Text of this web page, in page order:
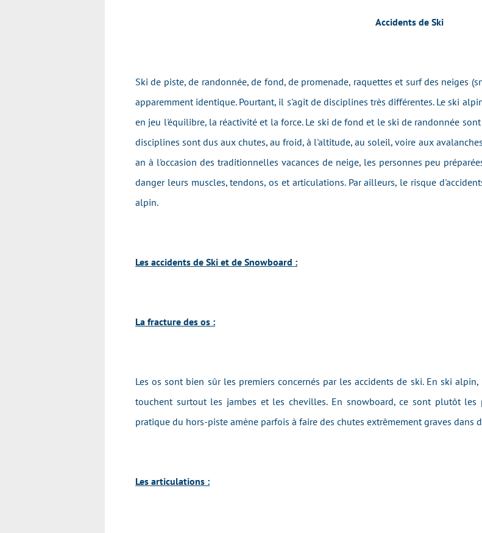
Accidents de Ski
Ski de piste, de randonnée, de fond, de promenade, raquettes et surf des neiges
apparemment identique. Pourtant, il s'agit de disciplines très différentes. Le ski
en jeu l'équilibre, la réactivité et la force. Le ski de fond et le ski de randonnée
disciplines sont dus aux chutes, au froid, à l'altitude, au soleil, voire aux
an à l'occasion des traditionnelles vacances de neige, les personnes peu
danger leurs muscles, tendons, os et articulations. Par ailleurs, le risque
alpin.
Les accidents de Ski et de Snowboard :
La fracture des os :
Les os sont bien sûr les premiers concernés par les accidents de ski. En ski
touchent surtout les jambes et les chevilles. En snowboard, ce sont plutôt
pratique du hors-piste amène parfois à faire des chutes extrêmement graves dans
Les articulations :